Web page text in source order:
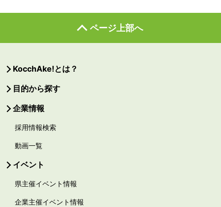
ページ上部へ
KocchAke!とは？
目的から探す
企業情報
採用情報検索
動画一覧
イベント
県主催イベント情報
企業主催イベント情報